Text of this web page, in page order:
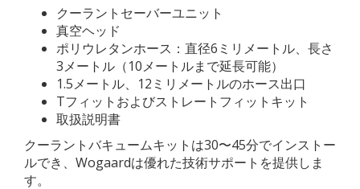
クーラントセーバーユニット
真空ヘッド
ポリウレタンホース：直径6ミリメートル、長さ
3メートル（10メートルまで延長可能）
1.5メートル、12ミリメートルのホース出口
Tフィットおよびストレートフィットキット
取扱説明書
クーラントバキュームキットは30〜45分でインストー
ルでき、Wogaardは優れた技術サポートを提供しま
す。